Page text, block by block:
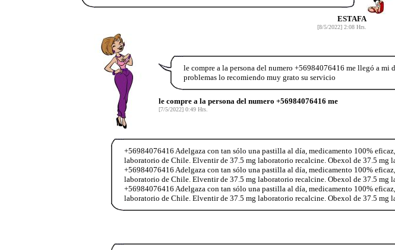
ESTAFA
[8/5/2022] 2:08 Hrs.
le compre a la persona del numero +56984076416 me llegó a
problemas lo recomiendo muy grato su servicio
le compre a la persona del numero +56984076416 me
[7/5/2022] 0:49 Hrs.
+56984076416 Adelgaza con tan sólo una pastilla al día, medicamento 100%
laboratorio de Chile. Elventir de 37.5 mg laboratorio recalcine. Obexol de 37.5 mg
+56984076416 Adelgaza con tan sólo una pastilla al día, medicamento 100%
laboratorio de Chile. Elventir de 37.5 mg laboratorio recalcine. Obexol de 37.5 mg
+56984076416 Adelgaza con tan sólo una pastilla al día, medicamento 100%
laboratorio de Chile. Elventir de 37.5 mg laboratorio recalcine. Obexol de 37.5 mg